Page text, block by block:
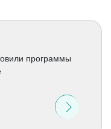
программы